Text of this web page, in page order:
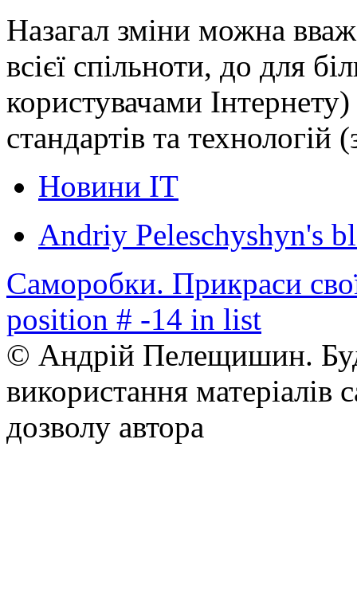
Назагал зміни можна
всієї спільноти, до для
користувачами
стандартів та
Новини ІТ
Andriy Peleschyshyn's
Саморобки. Прикраси
position # -14 in list
© Андрій Пелещишин.
використання матеріалів
дозволу автора